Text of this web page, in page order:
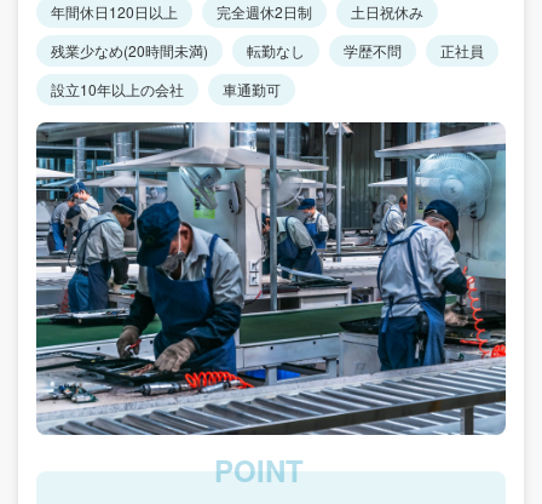
年間休日120日以上 完全週休2日制
土日祝休み
残業少なめ(20時間未満)
転勤なし 学歴不問
正社員
設立10年以上の会社
車通勤可